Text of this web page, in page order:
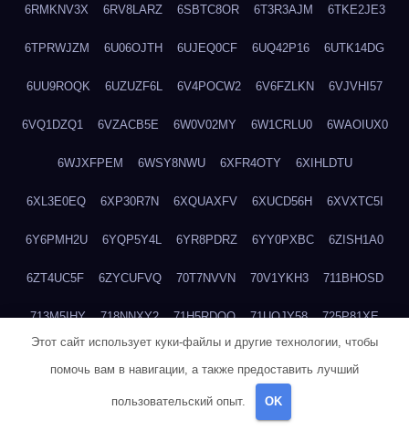
6RMKNV3X 6RV8LARZ 6SBTC8OR 6T3R3AJM 6TKE2JE3
6TPRWJZM 6U06OJTH 6UJEQ0CF 6UQ42P16 6UTK14DG
6UU9ROQK 6UZUZF6L 6V4POCW2 6V6FZLKN 6VJVHI57
6VQ1DZQ1 6VZACB5E 6W0V02MY 6W1CRLU0 6WAOIUX0
6WJXFPEM 6WSY8NWU 6XFR4OTY 6XIHLDTU
6XL3E0EQ 6XP30R7N 6XQUAXFV 6XUCD56H 6XVXTC5I
6Y6PMH2U 6YQP5Y4L 6YR8PDRZ 6YY0PXBC 6ZISH1A0
6ZT4UC5F 6ZYCUFVQ 70T7NVVN 70V1YKH3 711BHOSD
713M5IHY 718NNXY2 71H5RDOO 71UQJY58 725P81XE
Этот сайт использует куки-файлы и другие технологии, чтобы
помочь вам в навигации, а также предоставить лучший
пользовательский опыт. OK